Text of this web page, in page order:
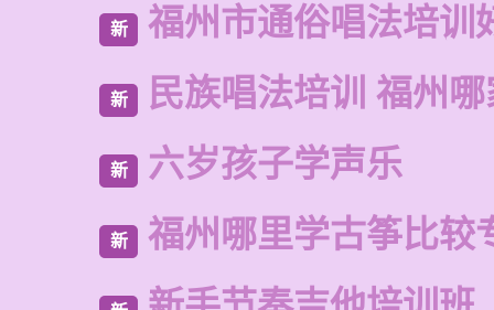
新 福州市通俗唱法培训
新 民族唱法培训 福州
新 六岁孩子学声乐
新 福州哪里学古筝比较